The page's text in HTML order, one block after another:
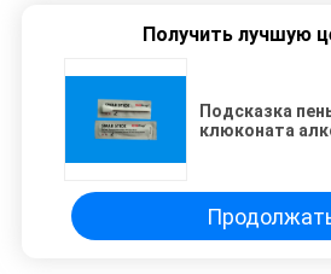
Получить лучшую
Подсказка
клюконата